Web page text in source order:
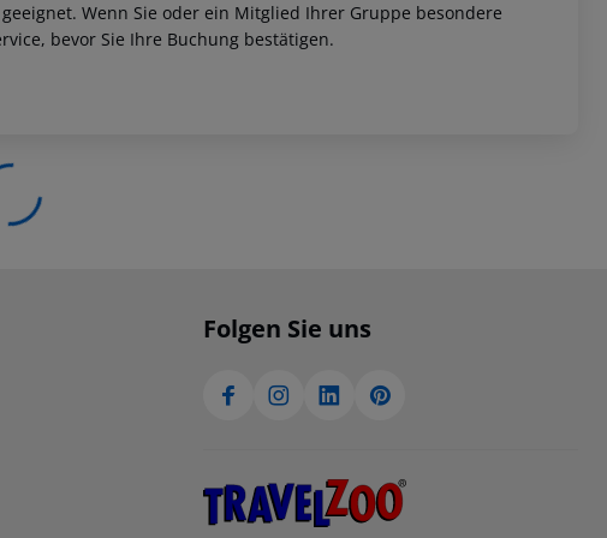
Wenn Sie oder ein Mitglied Ihrer Gruppe besondere
bevor Sie Ihre Buchung bestätigen.
Folgen Sie uns